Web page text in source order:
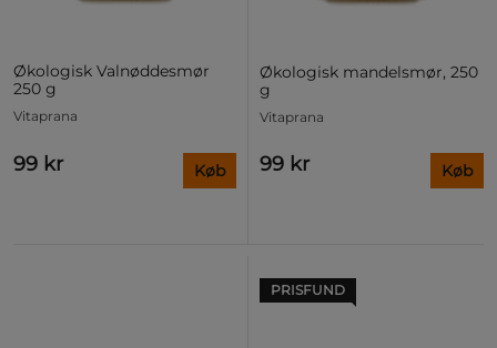
Økologisk Valnøddesmør
250 g
Vitaprana
99 kr Køb
Økologisk mandelsmør, 250
g
Vitaprana
99 kr Køb
PRISFUND